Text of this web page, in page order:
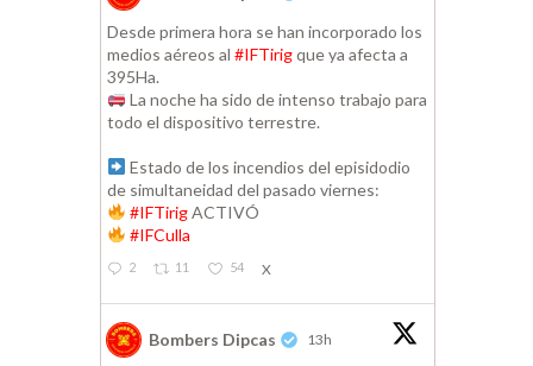
Desde primera hora se han incorporado los
medios aéreos al #IFTirigque ya afecta a
395Ha.
La noche ha sido de intenso trabajo para
todo el dispositivo terrestre.
Estado de los incendios del episidodio
de simultaneidad del pasado viernes:
#IFTirigACTIVÓ
#IFCulla
2 11 54 X
Bombers Dipcas 13h